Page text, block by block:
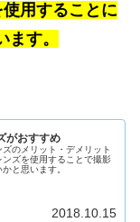
用することに
す。
がおすすめ
のメリット・デメリット
ズを使用することで撮影
と思います。
2018.10.15